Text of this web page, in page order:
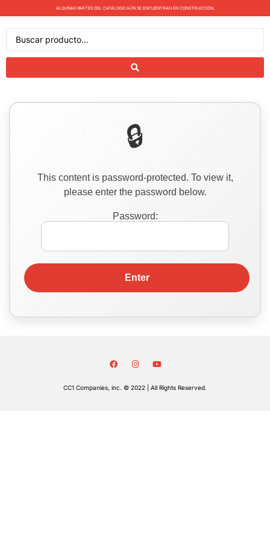
ALGUNAS PARTES DEL CATÁLOGO AÚN SE ENCUENTRAN EN CONSTRUCCIÓN.
This content is password-protected. To view it,
please enter the password below.
Password:
CC1 Companies, inc. © 2022 | All Rights Reserved.